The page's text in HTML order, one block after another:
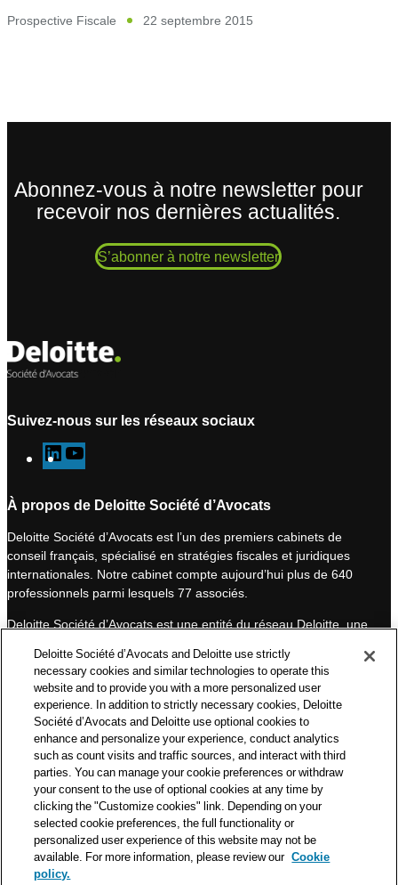
Prospective Fiscale 22 septembre 2015
Abonnez-vous à notre newsletter pour
recevoir nos dernières actualités.
S’abonner à notre newsletter
Suivez-nous sur les réseaux sociaux
L
i
k
e
d
I
n
o
T
u
b
e
À propos de Deloitte Société d’Avocats
Deloitte Société d’Avocats est l’un des premiers cabinets de
conseil français, spécialisé en stratégies fiscales et juridiques
internationales. Notre cabinet compte aujourd’hui plus de 640
professionnels parmi lesquels 77 associés.
Deloitte Société d’Avocats est une entité du réseau Deloitte, une
professionnels et à ce titre, travaille avec les 50 000 fiscalistes
et juristes de Deloitte situés dans 150 pays.
Les informations contenues sur ce blog ont pour objectif
d’informer ses lecteurs de manière générale. Elles ne peuvent
en aucun cas se substituer à un conseil délivré par un
professionnel en fonction d’une situation donnée. Un soin
particulier est apporté à la rédaction de nos articles, néanmoins
Deloitte Société d’Avocats décline toute responsabilité relative
aux éventuelles erreurs et omissions qu’ils pourraient contenir.​
Deloitte Société d’Avocats and Deloitte use strictly
necessary cookies and similar technologies to operate this
website and to provide you with a more personalized user
experience. In addition to strictly necessary cookies, Deloitte
Société d’Avocats and Deloitte use optional cookies to
enhance and personalize your experience, conduct analytics
such as count visits and traffic sources, and interact with third
parties. You can manage your cookie preferences or withdraw
your consent to the use of optional cookies at any time by
clicking the "Customize cookies" link. Depending on your
selected cookie preferences, the full functionality or
personalized user experience of this website may not be
available. For more information, please review our Cookie
policy.